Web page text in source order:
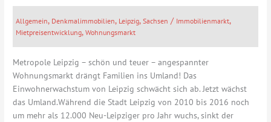
Allgemein, Denkmalimmobilien, Leipzig,Sachsen / Immobilienmarkt,
Mietpreisentwicklung,Wohnungsmarkt
Metropole Leipzig – schön und teuer – angespannter
Wohnungsmarkt drängt Familien ins Umland! Das
Einwohnerwachstum von Leipzig schwächt sich ab. Jetzt wächst
das Umland.Während die Stadt Leipzig von 2010 bis 2016 noch
um mehr als 12.000 Neu-Leipziger pro Jahr wuchs, sinkt der
im
Sog
der
Investmentchancen
im
Leipziger
Speckgürtel.